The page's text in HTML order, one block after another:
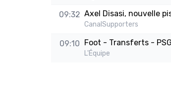
09:32 Axel Disasi, nouvelle
CanalSupporters
09:10 Foot - Transferts -
L'Équipe